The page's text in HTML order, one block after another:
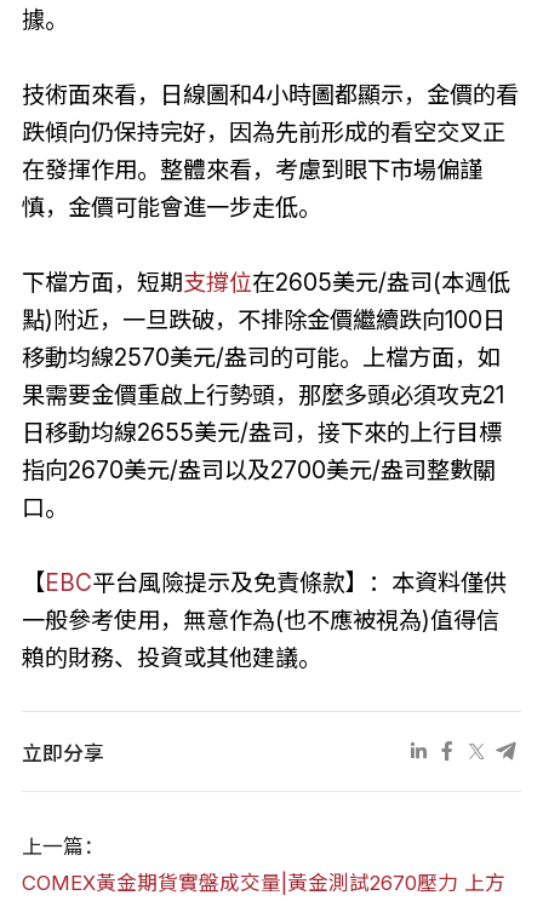
據。
技術面來看，日線圖和4小時圖都顯示，金價的看
跌傾向仍保持完好，因為先前形成的看空交叉正
在發揮作用。整體來看，考慮到眼下市場偏謹
慎，金價可能會進一步走低。
下檔方面，短期支撐位在2605美元/盎司(本週低
點)附近，一旦跌破，不排除金價繼續跌向100日
移動均線2570美元/盎司的可能。上檔方面，如
果需要金價重啟上行勢頭，那麼多頭必須攻克21
日移動均線2655美元/盎司，接下來的上行目標
指向2670美元/盎司以及2700美元/盎司整數關
口。
【EBC平台風險提示及免責條款】：本資料僅供
一般參考使用，無意作為(也不應被視為)值得信
賴的財務、投資或其他建議。
立即分享
上一篇：
COMEX黃金期貨實盤成交量|黃金測試2670壓力 上方